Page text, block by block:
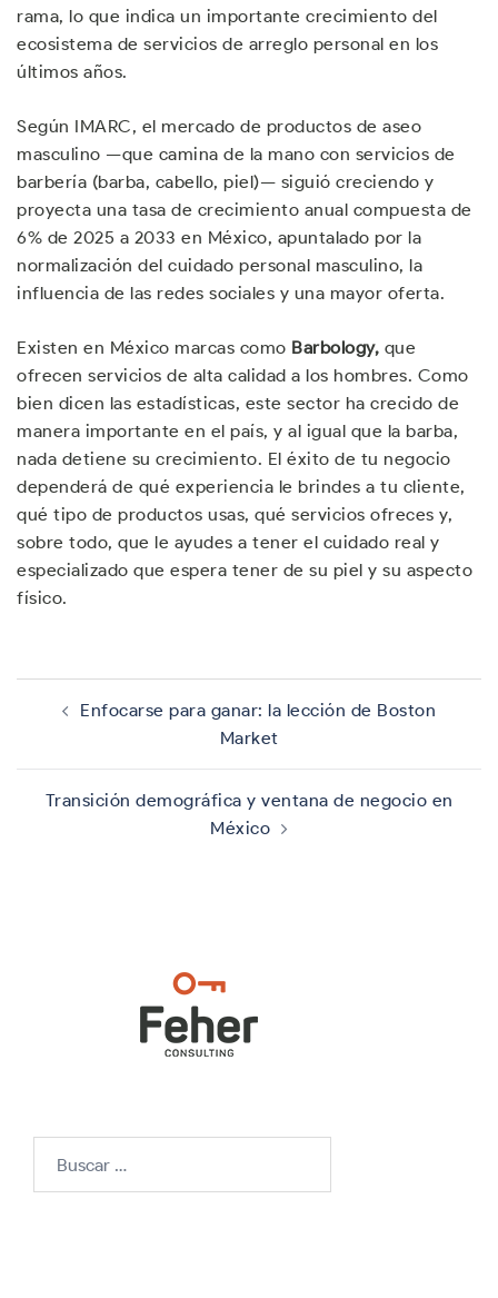
rama, lo que indica un importante crecimiento del
ecosistema de servicios de arreglo personal en los
últimos años.
Según IMARC, el mercado de productos de aseo
masculino —que camina de la mano con servicios de
barbería (barba, cabello, piel)— siguió creciendo y
proyecta una tasa de crecimiento anual compuesta de
6% de 2025 a 2033 en México, apuntalado por la
normalización del cuidado personal masculino, la
influencia de las redes sociales y una mayor oferta.
Existen en México marcas como Barbology, que
ofrecen servicios de alta calidad a los hombres. Como
bien dicen las estadísticas, este sector ha crecido de
manera importante en el país, y al igual que la barba,
nada detiene su crecimiento. El éxito de tu negocio
dependerá de qué experiencia le brindes a tu cliente,
qué tipo de productos usas, qué servicios ofreces y,
sobre todo, que le ayudes a tener el cuidado real y
especializado que espera tener de su piel y su aspecto
físico.
Navegación
Enfocarse para ganar: la lección de Boston
Market
Transición demográfica y ventana de negocio en
México